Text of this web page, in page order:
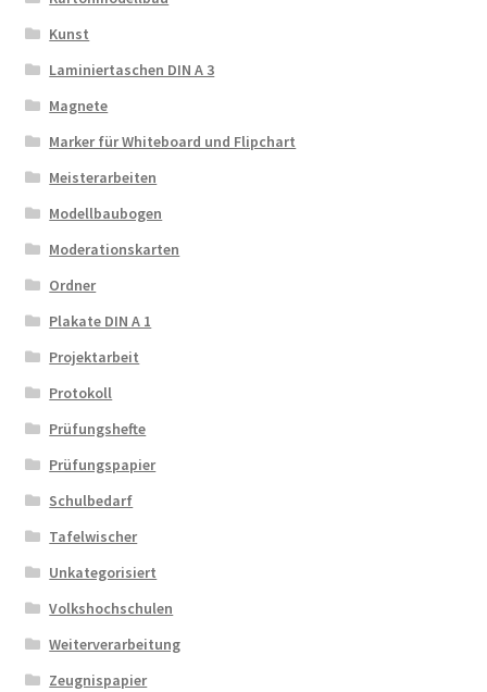
Kunst
Laminiertaschen DIN A 3
Magnete
Marker für Whiteboard und Flipchart
Meisterarbeiten
Modellbaubogen
Moderationskarten
Ordner
Plakate DIN A 1
Projektarbeit
Protokoll
Prüfungshefte
Prüfungspapier
Schulbedarf
Tafelwischer
Unkategorisiert
Volkshochschulen
Weiterverarbeitung
Zeugnispapier